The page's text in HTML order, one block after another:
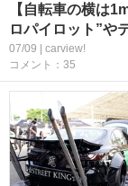
【自転車の横は
ロパイロット”や
07/09 | carview!
コメント：35